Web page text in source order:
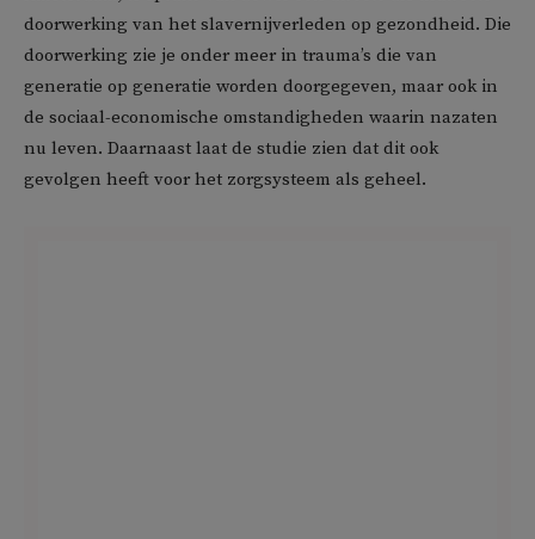
doorwerking van het slavernijverleden op gezondheid. Die
doorwerking zie je onder meer in trauma’s die van
generatie op generatie worden doorgegeven, maar ook in
de sociaal-economische omstandigheden waarin nazaten
nu leven. Daarnaast laat de studie zien dat dit ook
gevolgen heeft voor het zorgsysteem als geheel.